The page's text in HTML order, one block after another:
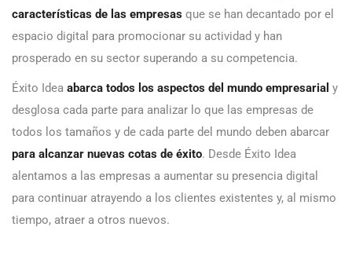
características de las empresas que se han decantado por el
espacio digital para promocionar su actividad y han
prosperado en su sector superando a su competencia.
Éxito Idea abarca todos los aspectos del mundo empresarial y
desglosa cada parte para analizar lo que las empresas de
todos los tamaños y de cada parte del mundo deben abarcar
para alcanzar nuevas cotas de éxito. Desde Éxito Idea
alentamos a las empresas a aumentar su presencia digital
para continuar atrayendo a los clientes existentes y, al mismo
tiempo, atraer a otros nuevos.